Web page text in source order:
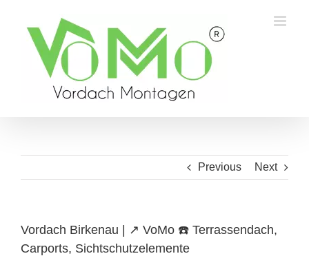
content
Previous Next
Vordach Birkenau | ↗️ VoMo ☎️ Terrassendach,
Carports, Sichtschutzelemente